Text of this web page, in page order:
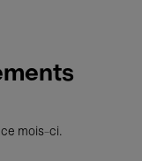
mois-ci.